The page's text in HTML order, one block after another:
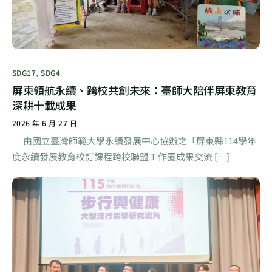
SDG17,SDG4
屏東領航永續、跨校共創未來：臺師大陪伴屏東教育
深耕十載成果
2026 年 6 月 27 日
由國立臺灣師範大學永續發展中心協辦之「屏東縣114學年
度永續發展教育校訂課程跨校聯盟工作圈成果交流 […]